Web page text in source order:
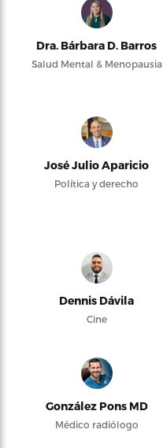
Dra. Bárbara D. Barros
Salud Mental & Menopausia
José Julio Aparicio
Política y derecho
Dennis Dávila
Cine
González Pons MD
Médico radiólogo